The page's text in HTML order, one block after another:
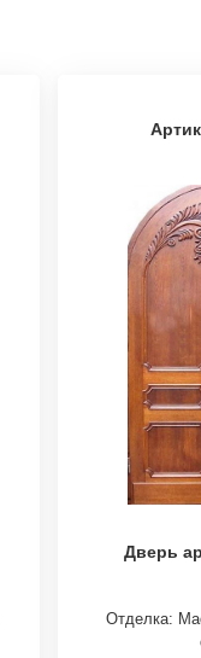
Дверь
Отделка: